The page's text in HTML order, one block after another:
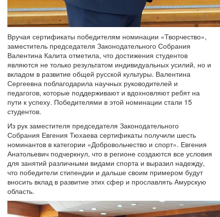
Вручая сертификаты победителям номинации «Творчество»,
заместитель председателя Законодательного Собрания
Валентина Калита отметила, что достижения студентов
являются не только результатом индивидуальных усилий, но и
вкладом в развитие общей русской культуры. Валентина
Сергеевна поблагодарила научных руководителей и
педагогов, которые поддерживают и вдохновляют ребят на
пути к успеху. Победителями в этой номинации стали 15
студентов.
Из рук заместителя председателя Законодательного
Собрания Евгения Тюхаева сертификаты получили шесть
номинантов в категории «Добровольчество и спорт». Евгения
Анатольевич подчеркнул, что в регионе создаются все условия
для занятий различными видами спорта и выразил надежду,
что победители стипендии и дальше своим примером будут
вносить вклад в развитие этих сфер и прославлять Амурскую
область.